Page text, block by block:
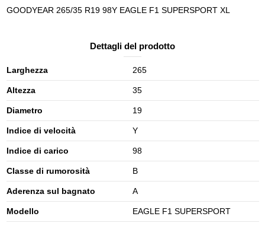
GOODYEAR 265/35 R19 98Y EAGLE F1 SUPERSPORT XL
Dettagli del prodotto
Larghezza 265
Altezza 35
Diametro 19
Indice di velocità Y
Indice di carico 98
Classe di rumorosità B
Aderenza sul bagnato A
Modello EAGLE F1 SUPERSPORT